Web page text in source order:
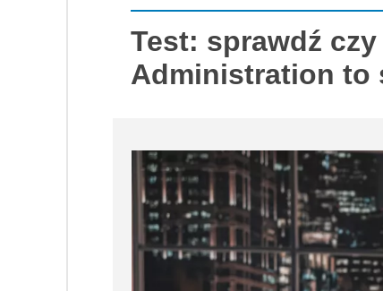
Test: sprawdź
Administration to